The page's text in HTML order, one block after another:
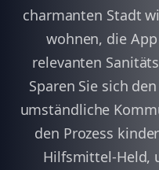
charmanten Stadt
wohnen, die
relevanten
Sparen Sie sich
umständliche
den Prozess
Hilfsmittel-Held,